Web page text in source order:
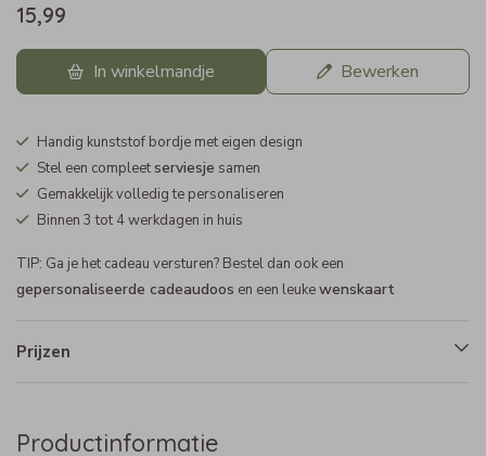
15,99
In winkelmandje Bewerken
Handig kunststof bordje met eigen design
Stel een compleetserviesje samen
Gemakkelijk volledig te personaliseren
Binnen 3 tot 4 werkdagen in huis
TIP: Ga je het cadeau versturen? Bestel dan ook een
gepersonaliseerde cadeaudoos en een leukewenskaart
Prijzen
Productinformatie